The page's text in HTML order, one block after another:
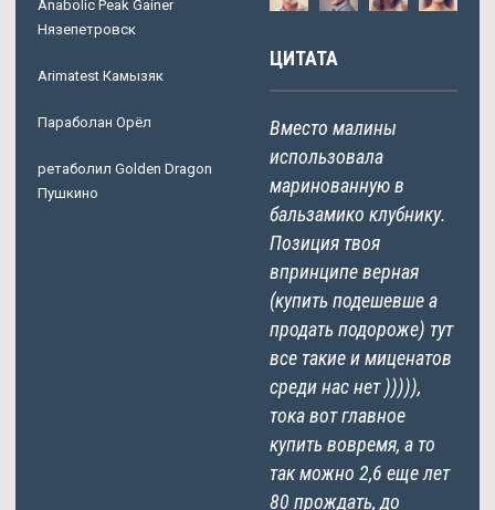
Anabolic Peak Gainer
Нязепетровск
Arimatest Камызяк
Параболан Орёл
ретаболил Golden Dragon
Пушкино
ЦИТАТА
Вместо малины
использовала
маринованную в
бальзамико клубнику.
Позиция твоя
впринципе верная
(купить подешевше а
продать подороже) тут
все такие и миценатов
среди нас нет ))))),
тока вот главное
купить вовремя, а то
так можно 2,6 еще лет
80 прождать, до